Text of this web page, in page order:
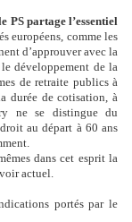
PS partage l’essentiel
européens, comme les
d’approuver avec la
développement de la
de retraite publics à
durée de cotisation, à
ne se distingue du
au départ à 60 ans
dans cet esprit la
actuel.
portés par le